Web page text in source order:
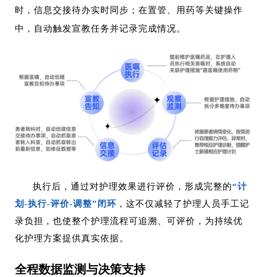
时，信息交接待办实时同步；在置管、用药等关键操作
中，自动触发宣教任务并记录完成情况。
执行后，通过对护理效果进行评价，形成完整的“计
划-执行-评价-调整”闭环 ，这不仅减轻了护理人员手工记
录负担，也使整个护理流程可追溯、可评价，为持续优
化护理方案提供真实依据。
全程数据监测与决策支持